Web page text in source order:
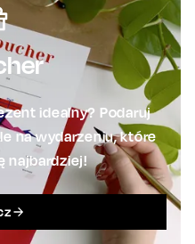
idealny? Podaruj
na wydarzeniu, które
najbardziej!